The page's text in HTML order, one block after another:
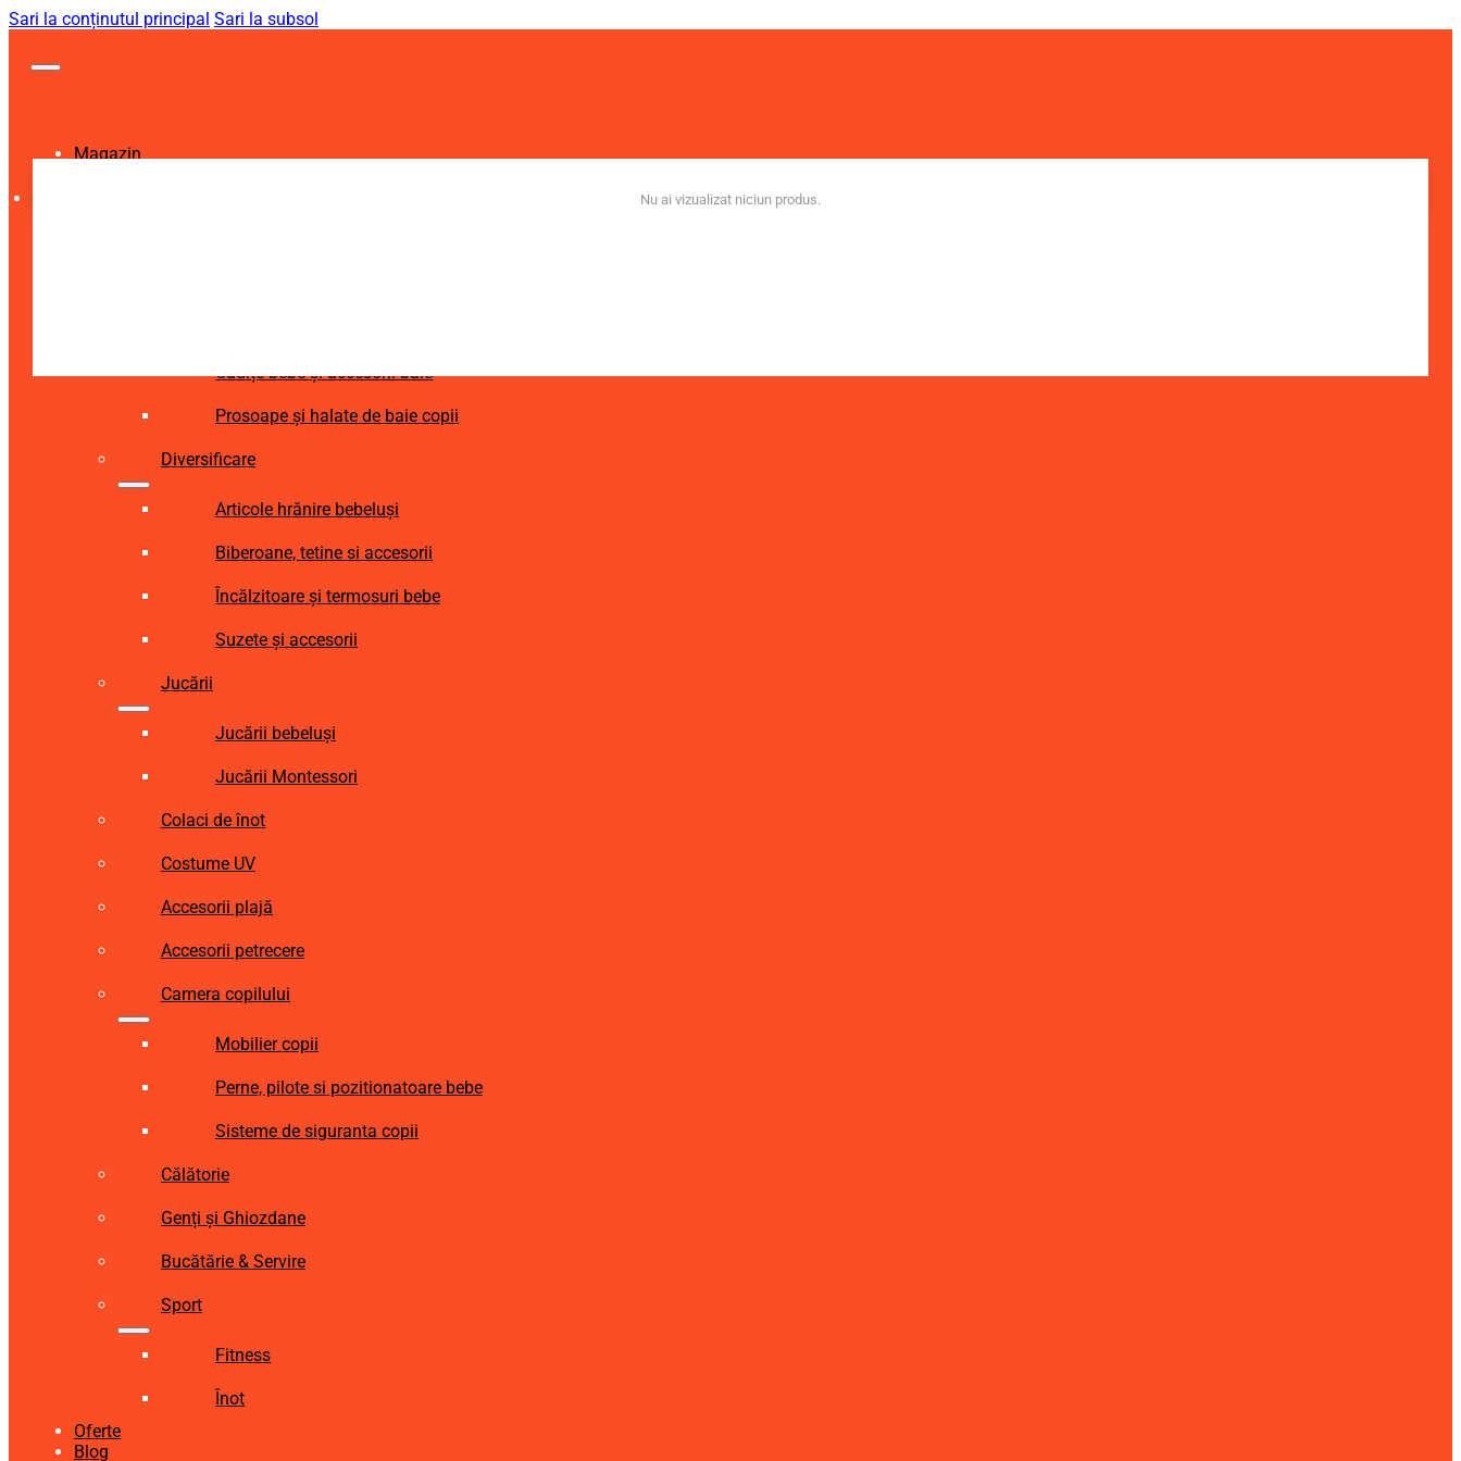
Sari la conținutul principal Sari la subsol
Magazin
Cădițe bebe și accesorii baie
Prosoape și halate de baie copii
Diversificare
Articole hrănire bebeluși
Biberoane, tetine si accesorii
Încălzitoare și termosuri bebe
Suzete și accesorii
Jucării
Jucării bebeluși
Jucării Montessori
Colaci de înot
Costume UV
Accesorii plajă
Accesorii petrecere
Camera copilului
Mobilier copii
Perne, pilote si pozitionatoare bebe
Sisteme de siguranta copii
Călătorie
Genți și Ghiozdane
Bucătărie & Servire
Sport
Fitness
Înot
Oferte
Blog
Nu ai vizualizat niciun produs.